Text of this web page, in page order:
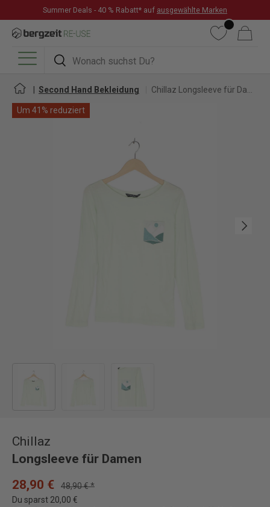
DIREKT ZUM INHALT
Summer Deals - 40 % Rabatt* auf ausgewählte Marken
Suchen
Suchen
WunschlisteWarenkorb
Menü
Second Hand Bekleidung
Um 41% reduziert
Nächste
Chillaz
Longsleeve für Damen
28,90 €
48,90 € *
Du sparst 20,00 €